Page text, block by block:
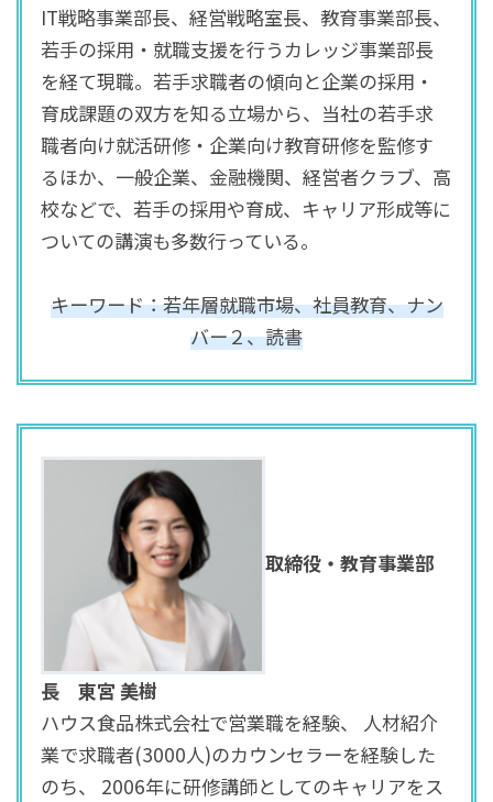
IT戦略事業部長、経営戦略室長、教育事業部長、
若手の採用・就職支援を行うカレッジ事業部長
を経て現職。若手求職者の傾向と企業の採用・
育成課題の双方を知る立場から、当社の若手求
職者向け就活研修・企業向け教育研修を監修す
るほか、一般企業、金融機関、経営者クラブ、高
校などで、若手の採用や育成、キャリア形成等に
ついての講演も多数行っている。
キーワード：若年層就職市場、社員教育、ナン
バー２、読書
取締役・教育事業部
長東宮 美樹
ハウス食品株式会社で営業職を経験、 人材紹介
業で求職者(3000人)のカウンセラーを経験した
のち、 2006年に研修講師としてのキャリアをス